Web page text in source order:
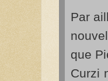
Par
que
Curzi